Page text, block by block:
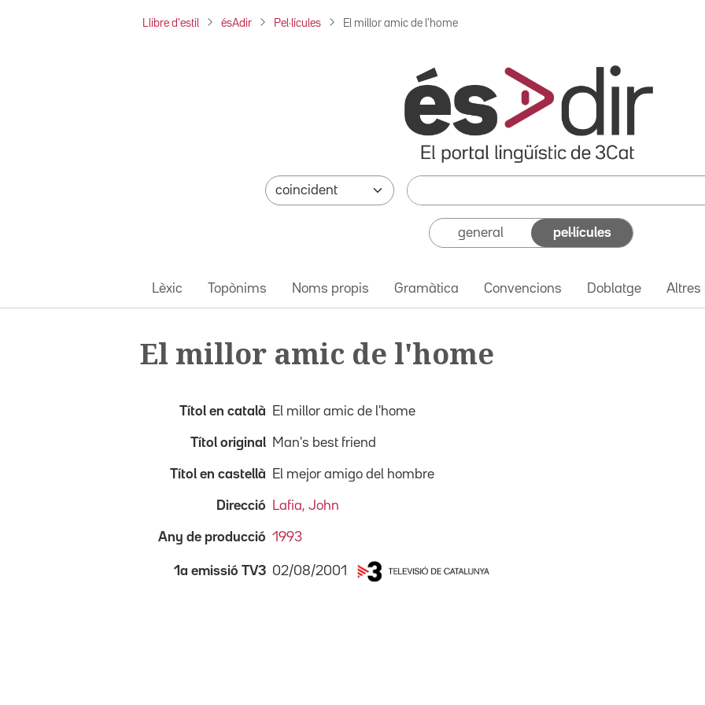
Llibre d'estil ésAdir Pel·lícules El millor amic de l'home
general pel·lícules
Lèxic Topònims Noms propis Gramàtica Convencions Doblatge Altres
El millor amic de l'home
Títol en català El millor amic de l'home
Títol original Man's best friend
Títol en castellà El mejor amigo del hombre
Direcció Lafia, John
Any de producció 1993
1a emissió TV3 02/08/2001